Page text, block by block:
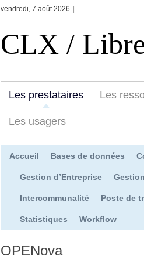
vendredi, 7 août 2026
CLX /
Les prestataires Les
Les usagers
Accueil Bases de données
Gestion d’Entreprise
Intercommunalité Poste de
Statistiques Workflow
OPENova